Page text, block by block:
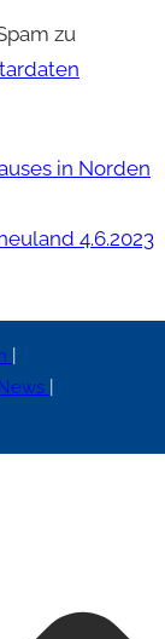
zu
in Norden
4.6.2023